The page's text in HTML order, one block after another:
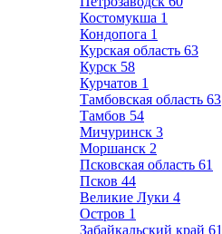
Костомукша 1
Кондопога 1
Курская область 63
Курск 58
Курчатов 1
Тамбовская область 63
Тамбов 54
Мичуринск 3
Моршанск 2
Псковская область 61
Псков 44
Великие Луки 4
Остров 1
Забайкальский край 61